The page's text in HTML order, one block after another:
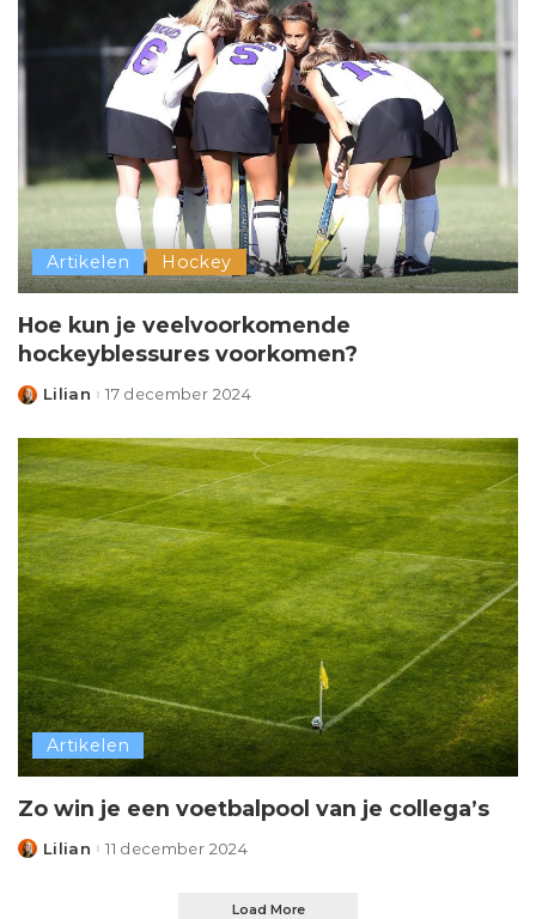
Artikelen Hockey
Hoe kun je veelvoorkomende
hockeyblessures voorkomen?
Posted
Lilian 17 december 2024
Artikelen
Zo win je een voetbalpool van je collega’s
Posted
Lilian 11 december 2024
Load More